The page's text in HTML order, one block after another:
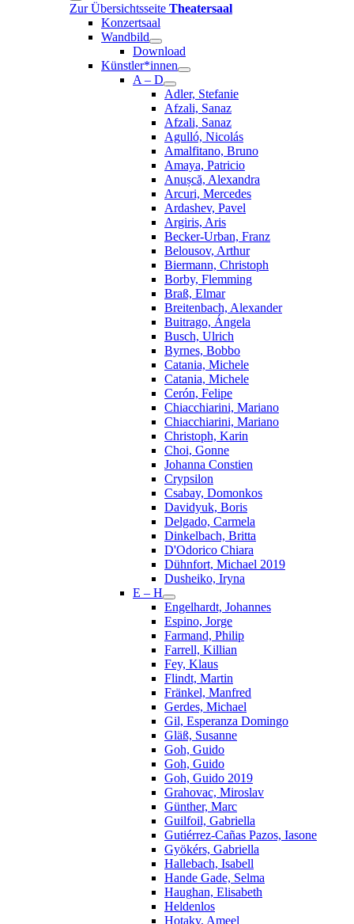
Zur Übersichtsseite Theatersaal
Konzertsaal
Wandbild
Download
Künstler*innen
A – D
Adler, Stefanie
Afzali, Sanaz
Afzali, Sanaz
Agulló, Nicolás
Amalfitano, Bruno
Amaya, Patricio
Anușcă, Alexandra
Arcuri, Mercedes
Ardashev, Pavel
Argiris, Aris
Becker-Urban, Franz
Belousov, Arthur
Biermann, Christoph
Borby, Flemming
Braß, Elmar
Breitenbach, Alexander
Buitrago, Ángela
Busch, Ulrich
Byrnes, Bobbo
Catania, Michele
Catania, Michele
Cerón, Felipe
Chiacchiarini, Mariano
Chiacchiarini, Mariano
Christoph, Karin
Choi, Gonne
Johanna Constien
Crypsilon
Csabay, Domonkos
Davidyuk, Boris
Delgado, Carmela
Dinkelbach, Britta
D'Odorico Chiara
Dühnfort, Michael 2019
Dusheiko, Iryna
E – H
Engelhardt, Johannes
Espino, Jorge
Farmand, Philip
Farrell, Killian
Fey, Klaus
Flindt, Martin
Fränkel, Manfred
Gerdes, Michael
Gil, Esperanza Domingo
Gläß, Susanne
Goh, Guido
Goh, Guido
Goh, Guido 2019
Grahovac, Miroslav
Günther, Marc
Guilfoil, Gabriella
Gutiérrez-Cañas Pazos, Iasone
Gyökérs, Gabriella
Hallebach, Isabell
Hande Gade, Selma
Haughan, Elisabeth
Heldenlos
Hotaky, Ameel